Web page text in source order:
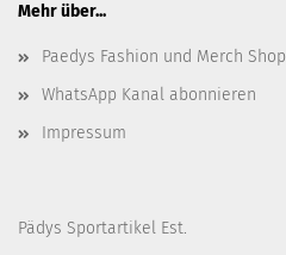
Mehr über...
Paedys Fashion und Merch Shop
WhatsApp Kanal abonnieren
Impressum
Pädys Sportartikel Est.